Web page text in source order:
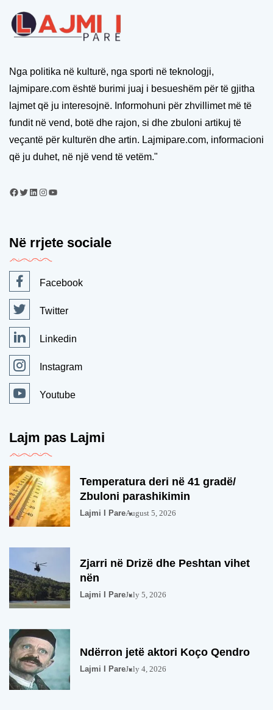
Nga politika në kulturë, nga sporti në teknologji,
lajmipare.com është burimi juaj i besueshëm për të gjitha
lajmet që ju interesojnë. Informohuni për zhvillimet më të
fundit në vend, botë dhe rajon, si dhe zbuloni artikuj të
veçantë për kulturën dhe artin. Lajmipare.com, informacioni
që ju duhet, në një vend të vetëm."
Në rrjete sociale
Facebook
Twitter
Linkedin
Instagram
Youtube
Lajm pas Lajmi
Temperatura deri në 41 gradë/
Zbuloni parashikimin
Lajmi I PareAugust 5, 2026
Zjarri në Drizë dhe Peshtan vihet
nën
Lajmi I PareJuly 5, 2026
Ndërron jetë aktori Koço Qendro
Lajmi I PareJuly 4, 2026